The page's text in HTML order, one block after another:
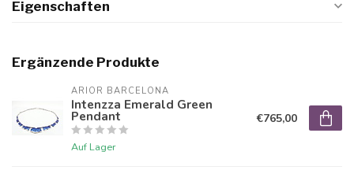
Eigenschaften
Ergänzende Produkte
ARIOR BARCELONA
Intenzza Emerald Green
Pendant
Auf Lager
€765,00